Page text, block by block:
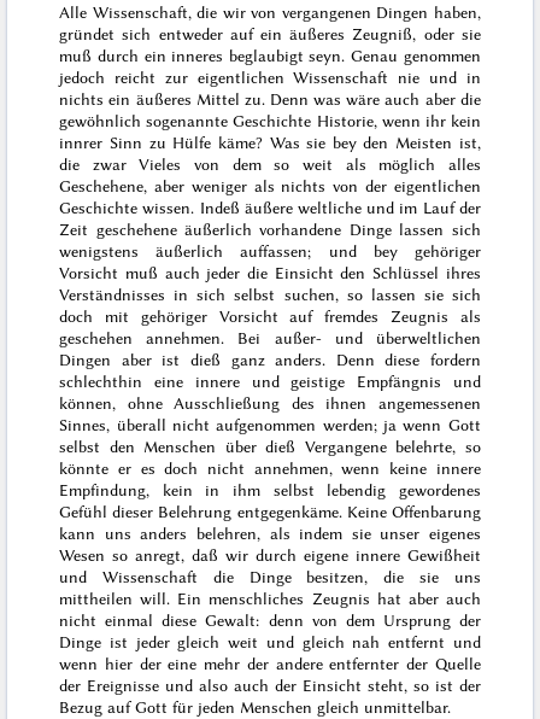
Alle Wissenschaft, die wir von vergangenen Dingen haben,
gründet sich entweder auf ein äußeres Zeugniß, oder sie
muß durch ein inneres beglaubigt seyn. Genau genommen
jedoch reicht zur eigentlichen Wissenschaft nie und in
nichts ein äußeres Mittel zu. Denn was wäre auch aber die
gewöhnlich sogenannte Geschichte Historie, wenn ihr kein
innrer Sinn zu Hülfe käme? Was sie bey den Meisten ist,
die zwarVieles von demso weit als möglich alles
Geschehene, aber weniger als nichts von der eigentlichen
Geschichte wissen. Indeß äußere weltliche und im Lauf der
Zeit geschehene äußerlich vorhandene Dinge lassen sich
wenigstens äußerlich auffassen; und bey gehöriger
Vorsicht muß auch jeder die Einsicht den Schlüssel ihres
Verständnisses in sich selbst suchen, so lassen sie sich
doch mit gehöriger Vorsicht auf fremdes Zeugnis als
geschehen annehmen. Bei außer- und überweltlichen
Dingen aber ist dieß ganz anders. Denn diese fordern
schlechthin eine innere und geistige Empfängnis und
können, ohne Ausschließung des ihnen angemessenen
Sinnes, überall nicht aufgenommen werden; ja wenn Gott
selbst den Menschen über dieß Vergangene belehrte, so
könnte er es doch nicht annehmen, wenn keine innere
Empfindung, kein in ihm selbst lebendig gewordenes
Gefühl dieser Belehrung entgegenkäme. Keine Offenbarung
kann uns anders belehren, als indem sie unser eigenes
Wesen so anregt, daß wir durch eigene innere Gewißheit
und Wissenschaft die Dinge besitzen, die sie uns
mittheilen will. Ein menschliches Zeugnis hat aber auch
nicht einmal diese Gewalt: denn von dem Ursprung der
Dinge ist jeder gleich weit und gleich nah entfernt und
wenn hier der eine mehr der andere entfernter der Quelle
der Ereignisse und also auch der Einsicht steht, so ist der
Bezug auf Gott für jeden Menschen gleich unmittelbar.